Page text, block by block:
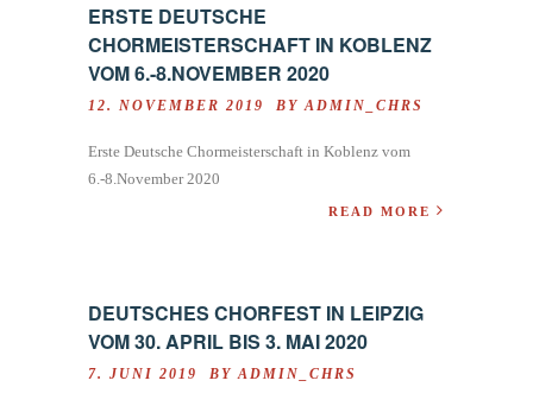
ERSTE DEUTSCHE
CHORMEISTERSCHAFT IN KOBLENZ
VOM 6.-8.NOVEMBER 2020
12. NOVEMBER 2019 BYADMIN_CHRS
Erste Deutsche Chormeisterschaft in Koblenz vom
6.-8.November 2020
READ MORE
DEUTSCHES CHORFEST IN LEIPZIG
VOM 30. APRIL BIS 3. MAI 2020
7. JUNI 2019 BYADMIN_CHRS